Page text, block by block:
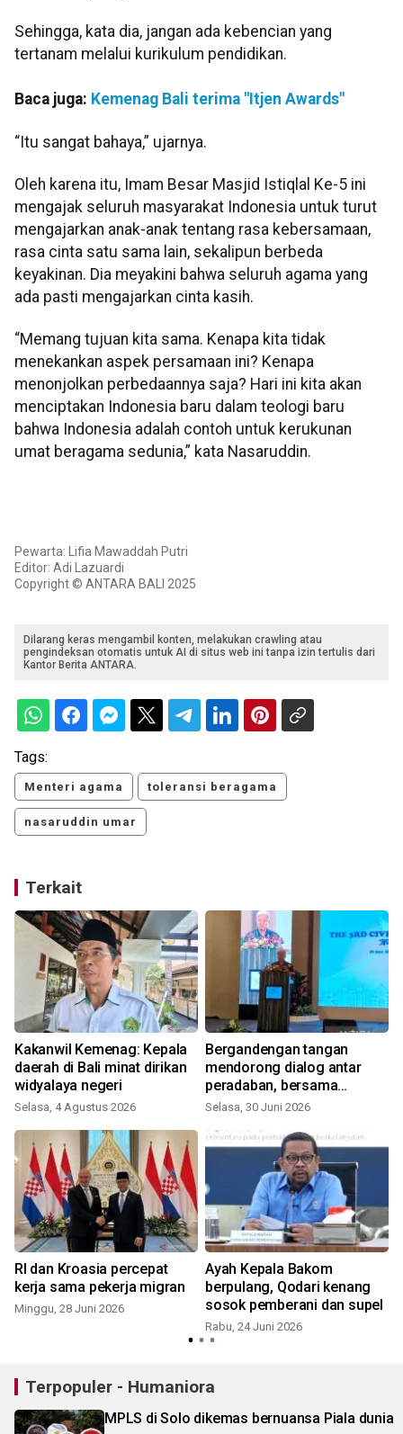
Sehingga, kata dia, jangan ada kebencian yang
tertanam melalui kurikulum pendidikan.
Baca juga: Kemenag Bali terima "Itjen Awards"
“Itu sangat bahaya,” ujarnya.
Oleh karena itu, Imam Besar Masjid Istiqlal Ke-5 ini
mengajak seluruh masyarakat Indonesia untuk turut
mengajarkan anak-anak tentang rasa kebersamaan,
rasa cinta satu sama lain, sekalipun berbeda
keyakinan. Dia meyakini bahwa seluruh agama yang
ada pasti mengajarkan cinta kasih.
“Memang tujuan kita sama. Kenapa kita tidak
menekankan aspek persamaan ini? Kenapa
menonjolkan perbedaannya saja? Hari ini kita akan
menciptakan Indonesia baru dalam teologi baru
bahwa Indonesia adalah contoh untuk kerukunan
umat beragama sedunia,” kata Nasaruddin.
Pewarta: Lifia Mawaddah Putri
Editor: Adi Lazuardi
Copyright © ANTARA BALI 2025
Dilarang keras mengambil konten, melakukan crawling atau
pengindeksan otomatis untuk AI di situs web ini tanpa izin tertulis dari
Kantor Berita ANTARA.
Tags:
Menteri agama toleransi beragama
nasaruddin umar
Terkait
Kakanwil Kemenag: Kepala
daerah di Bali minat dirikan
widyalaya negeri
Selasa, 4 Agustus 2026
Bergandengan tangan
mendorong dialog antar
peradaban, bersama
mewujudkan komunitas
Selasa, 30 Juni 2026
RI dan Kroasia percepat
kerja sama pekerja migran
Minggu, 28 Juni 2026
Ayah Kepala Bakom
berpulang, Qodari kenang
sosok pemberani dan supel
Rabu, 24 Juni 2026
Terpopuler - Humaniora
MPLS di Solo dikemas bernuansa Piala dunia